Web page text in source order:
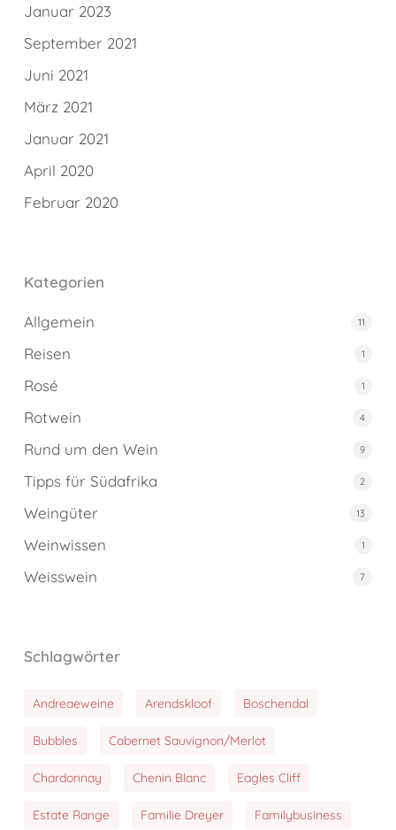
Januar 2023
September 2021
Juni 2021
März 2021
Januar 2021
April 2020
Februar 2020
Kategorien
Allgemein 11
Reisen 1
Rosé 1
Rotwein 4
Rund um den Wein 9
Tipps für Südafrika 2
Weingüter 13
Weinwissen 1
Weisswein 7
Schlagwörter
Andreaeweine Arendskloof Boschendal
Bubbles Cabernet Sauvignon/Merlot
Chardonnay Chenin Blanc Eagles Cliff
Estate Range Familie Dreyer Familybusiness